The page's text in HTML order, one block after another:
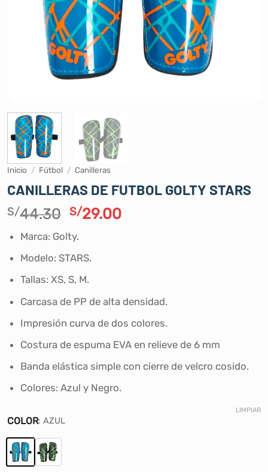
Inicio / Fútbol / Canilleras
CANILLERAS DE FUTBOL GOLTY STARS
S/44.30 El
original
era:
S/44.30.
S/29.00El
Marca: Golty.
Modelo: STARS.
Tallas: XS, S, M.
Carcasa de PP de alta densidad.
Impresión curva de dos colores.
Costura de espuma EVA en relieve de 6 mm
Banda elástica simple con cierre de velcro cosido.
Colores: Azul y Negro.
COLOR: AZUL
LIMPIAR